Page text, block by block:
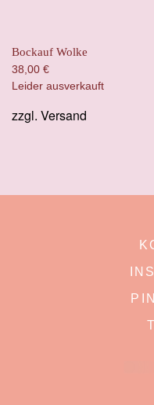
Bockauf Wolke
38,00 €
Leider ausverkauft
zzgl. Versand